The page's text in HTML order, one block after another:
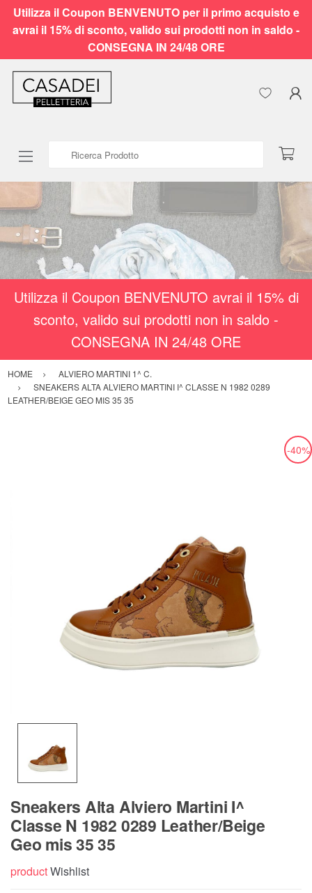
Utilizza il Coupon BENVENUTO per il primo acquisto e
avrai il 15% di sconto, valido sui prodotti non in saldo -
CONSEGNA IN 24/48 ORE
Utilizza il Coupon BENVENUTO avrai il 15% di
sconto, valido sui prodotti non in saldo -
CONSEGNA IN 24/48 ORE
HOME
ALVIERO MARTINI 1^ C.
SNEAKERS ALTA ALVIERO MARTINI I^ CLASSE N 1982 0289
LEATHER/BEIGE GEO MIS 35 35
-40%
Sneakers Alta Alviero Martini I^
Classe N 1982 0289 Leather/Beige
Geo mis 35 35
productWishlist